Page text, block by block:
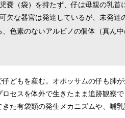
嚢（袋）を持たず、仔は母親の乳首
な器官は発達しているが、未発達
色素のないアルビノの個体（真ん
どもを産む。オポッサムの仔も肺
セスを体外で生きたまま追跡観察
た有袋類の発生メカニズムや、哺